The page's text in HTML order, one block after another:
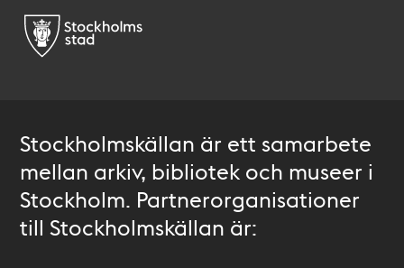
Stockholmskällan är ett samarbete
mellan arkiv, bibliotek och museer i
Stockholm. Partnerorganisationer
till Stockholmskällan är: